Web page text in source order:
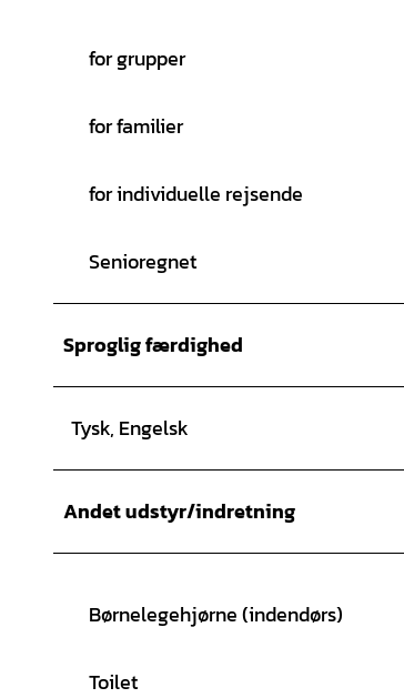
for grupper
for familier
for individuelle rejsende
Senioregnet
Sproglig færdighed
Tysk, Engelsk
Andet udstyr/indretning
Børnelegehjørne (indendørs)
Toilet